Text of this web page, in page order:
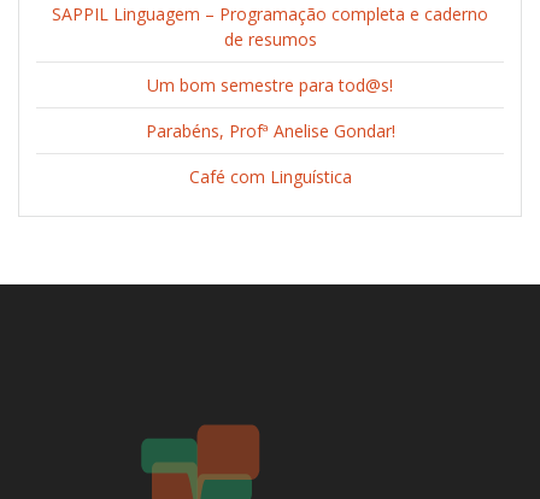
SAPPIL Linguagem – Programação completa e caderno
de resumos
Um bom semestre para tod@s!
Parabéns, Profª Anelise Gondar!
Café com Linguística